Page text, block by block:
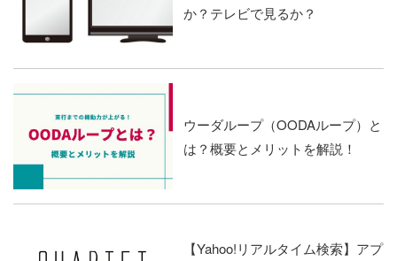
か？テレビで見るか？
ウーダループ（OODAループ）と
は？概要とメリットを解説！
【Yahoo!リアルタイム検索】アプ